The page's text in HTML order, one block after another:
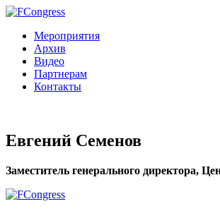
Мероприятия
Архив
Видео
Партнерам
Контакты
Евгений Семенов
Заместитель генерального директора,